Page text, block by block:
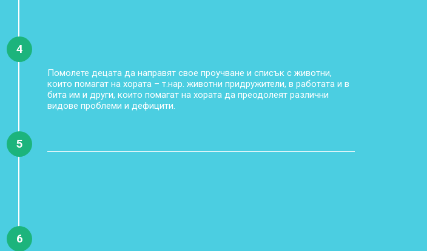
4
Помолете децата да направят свое проучване и списък с животни,
които помагат на хората – т.нар. животни придружители, в работата и в
бита им и други, които помагат на хората да преодолеят различни
видове проблеми и дефицити.
5
6